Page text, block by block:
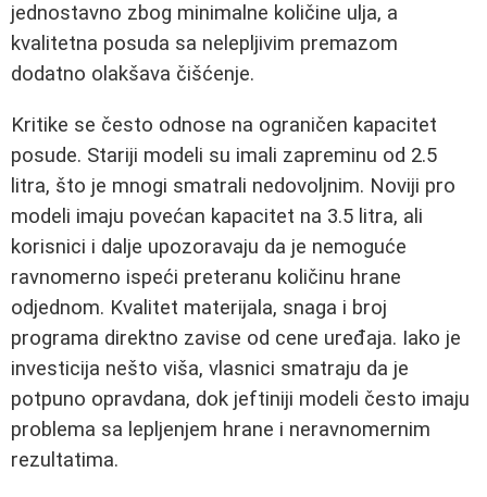
jednostavno zbog minimalne količine ulja, a
kvalitetna posuda sa nelepljivim premazom
dodatno olakšava čišćenje.
Kritike se često odnose na ograničen kapacitet
posude. Stariji modeli su imali zapreminu od 2.5
litra, što je mnogi smatrali nedovoljnim. Noviji pro
modeli imaju povećan kapacitet na 3.5 litra, ali
korisnici i dalje upozoravaju da je nemoguće
ravnomerno ispeći preteranu količinu hrane
odjednom. Kvalitet materijala, snaga i broj
programa direktno zavise od cene uređaja. Iako je
investicija nešto viša, vlasnici smatraju da je
potpuno opravdana, dok jeftiniji modeli često imaju
problema sa lepljenjem hrane i neravnomernim
rezultatima.